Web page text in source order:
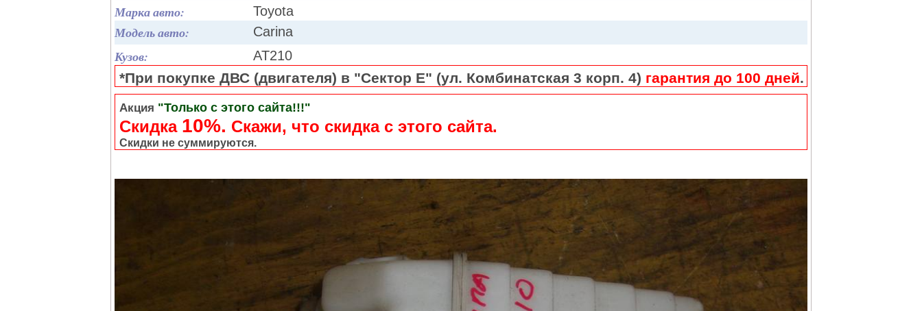
Марка авто: Toyota
Модель авто: Carina
Кузов: AT210
*При покупке ДВС (двигателя) в "Сектор Е" (ул. Комбинатская 3 корп. 4) гарантия до 100 дней.
Акция "Только с этого сайта!!!"
Скидка 10%. Cкажи, что скидка с этого сайта.
Скидки не суммируются.